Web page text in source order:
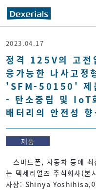
정격 125V의 고
응가능한 나사고정
'SFM-50150' 제
- 탄소중립 및 IoT
배터리의 안전성
제품
2023.04.17
스마트폰, 자동차 등에 최
는 덱세리얼즈 주식회사(
사장: Shinya Yoshihisa,